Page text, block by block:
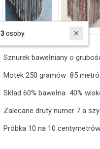
Sznurek bawełniany o
Motek 250 gramów 85
Skład 60% bawełna 40%
Zalecane druty numer 7 a
Próbka 10 na 10
3 osoby.